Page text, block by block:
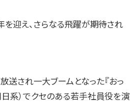
迎え、さらなる飛躍が期待され
送され一大ブームとなった『おっ
日系）でクセのある若手社員役を演